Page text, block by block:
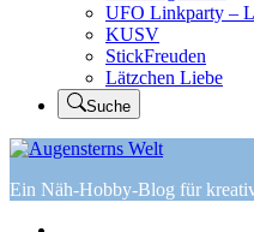
UFO Linkparty –
KUSV
StickFreuden
Lätzchen Liebe
Suche
Ein Näh-Hobby-Blog für